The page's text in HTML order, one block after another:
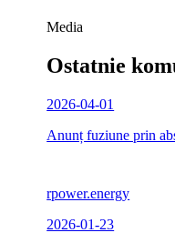
Media
Ostatnie
2026-04-01
Anunț fuziune prin
rpower.energy
2026-01-23